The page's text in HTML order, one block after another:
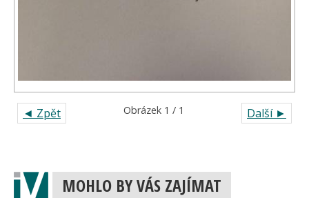
◄ Zpět Další ►
Obrázek 1 / 1
MOHLO BY VÁS ZAJÍMAT